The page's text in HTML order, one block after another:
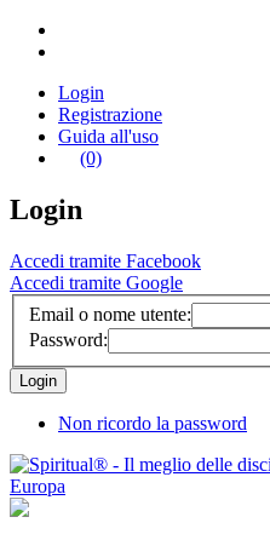
Login
Registrazione
Guida all'uso
(0)
Login
Accedi tramite Facebook
Accedi tramite Google
Email o nome utente:
Password:
Non ricordo la password